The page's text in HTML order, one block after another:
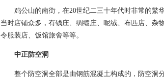
鸡公山的南街，在20世纪二三十年代时非常的繁华
当时店铺众多，有钱庄、绸缎庄、呢绒、布匹店、杂
令服装店、饭馆旅舍等等。
中正防空洞
整个防空洞全部是由钢筋混凝土构成的，防空洞